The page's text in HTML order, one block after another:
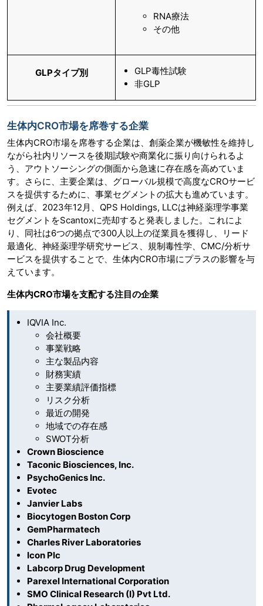
RNA療法
その他
GLPタイプ別
GLP毒性試験
非GLP
生体内CRO市場を席巻する企業
生体内CRO市場を席巻する企業は、創薬企業が機敏性を維持し
ながら社内リソースを後期試験や商業化に振り向けられるよ
う、アウトソーシングの側面から急速に存在感を高めていま
す。さらに、主要企業は、グローバル規模で高度なCROサービ
スを提供するために、事業セグメントの拡大も進めています。
例えば、2023年12月、QPS Holdings, LLCは神経薬理学事業
セグメントをScantoxに売却すると発表しました。これによ
り、同社は6つの拠点で300人以上の従業員を獲得し、リード
最適化、神経薬理学研究サービス、規制毒性学、CMC/分析サ
ービスを提供することで、生体内CRO市場にプラスの影響を与
えています。
生体内CRO市場を支配する注目の企業
IQVIA Inc.
会社概要
事業戦略
主な製品内容
財務実績
主要業績評価指標
リスク分析
最近の開発
地域での存在感
SWOT分析
Crown Bioscience
Taconic Biosciences, Inc.
PsychoGenics Inc.
Evotec
Janvier Labs
Biocytogen Boston Corp
GemPharmatech
Charles River Laboratories
Icon Plc
Labcorp Drug Development
Parexel International Corporation
SMO Clinical Research (I) Pvt Ltd.